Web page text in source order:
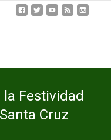
Festividad
Cruz